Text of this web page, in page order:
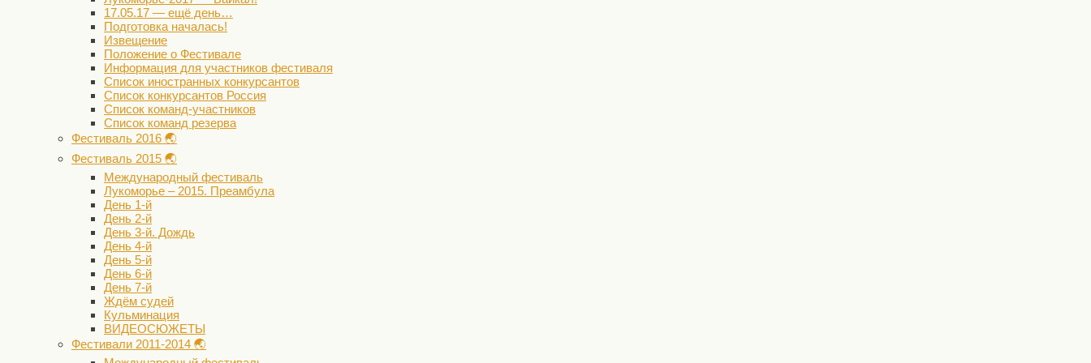
17.05.17 — ещё день…
Подготовка началась!
Извещение
Положение о Фестивале
Информация для участников фестиваля
Список иностранных конкурсантов
Список конкурсантов Россия
Список команд-участников
Список команд резерва
Фестиваль 2016 🌏
Фестиваль 2015 🌏
Международный фестиваль
Лукоморье – 2015. Преамбула
День 1-й
День 2-й
День 3-й. Дождь
День 4-й
День 5-й
День 6-й
День 7-й
Ждём судей
Кульминация
ВИДЕОСЮЖЕТЫ
Фестивали 2011-2014 🌏